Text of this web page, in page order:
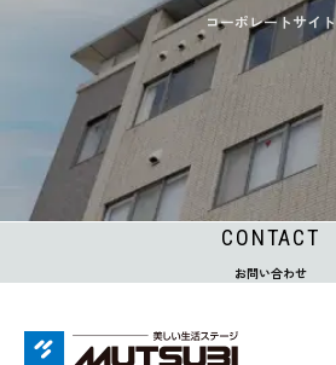
コーポレートサイト
CONTACT
お問い合わせ